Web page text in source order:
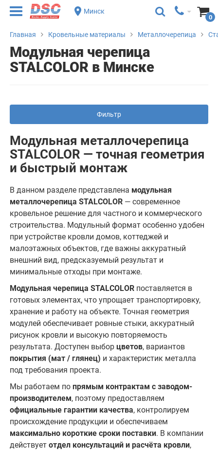
Минск
0
Главная Кровельные материалы Металлочерепица
Модульная черепица
STALCOLOR в Минске
Фильтр
Модульная металлочерепица
STALCOLOR — точная геометрия
и быстрый монтаж
В данном разделе представлена модульная
металлочерепица STALCOLOR — современное
кровельное решение для частного и коммерческого
строительства. Модульный формат особенно удобен
при устройстве кровли домов, коттеджей и
малоэтажных объектов, где важны аккуратный
внешний вид, предсказуемый результат и
минимальные отходы при монтаже.
Модульная черепица STALCOLOR поставляется в
готовых элементах, что упрощает транспортировку,
хранение и работу на объекте. Точная геометрия
модулей обеспечивает ровные стыки, аккуратный
рисунок кровли и высокую повторяемость
результата. Доступен выбор цветов, вариантов
покрытия (мат / глянец) и характеристик металла
под требования проекта.
Мы работаем по прямым контрактам с заводом-
производителем, поэтому предоставляем
официальные гарантии качества, контролируем
происхождение продукции и обеспечиваем
максимально короткие сроки поставки. В компании
действует отдел консультаций и расчёта кровли,